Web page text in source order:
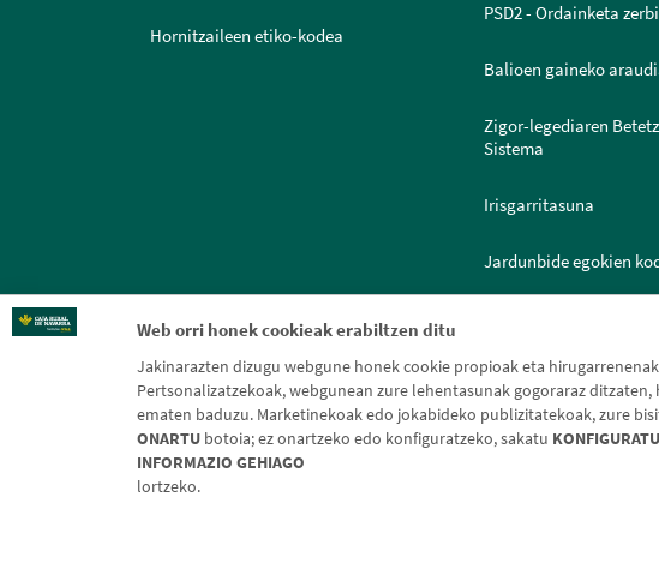
Web orri honek cookieak erabiltzen ditu
Jakinarazten dizugu webgune honek cookie propioak eta
Pertsonalizatzekoak, webgunean zure lehentasunak gogoraraz
ematen baduzu. Marketinekoak edo jokabideko publizitatekoak, zure
ONARTU botoia; ez onartzeko edo konfiguratzeko, sakatu KONFIGURATU
INFORMAZIO GEHIAGO
lortzeko.
Hornitzaileen etiko-kodea
PSD2 - Ordainketa
Balioen gaineko
Zigor-legediaren
Sistema
Irisgarritasuna
Jardunbide egokien